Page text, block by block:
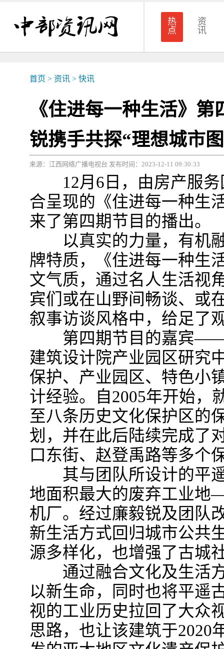
热
点
资
讯
首页 > 资讯 > 快讯
《住进每一种生活》
锐携手共探“理想城市
来源：江西网络广播电视台 发布时间：2023-12-11 09:30:33
12月6日，由房产服务
合呈现的《住进每一种生
来了第四期节目的播出。
以真实的力量，有机融
牌特质，《住进每一种生
文气质，通过名人生活视
宾们或在山野间畅谈、
叙事访谈风格中，给足了
第四期节目的嘉宾——
建筑设计院产业园区研究
保护、产业园区、特色小
计经验。自2005年开始，
至八条历史文化保护区的
划，并在此后陆续完成了
口东街、赵登禹路等多个
其与团队所设计的平遥
地面积最大的废弃工业
机厂。经过廉毅锐及团队
新生活方式回归城市公共
源多样化，也增强了古城
通过融合文化及生活方
以新生命，同时也将平遥
视的工业历史拉回了大众
思路，也让该建筑于2020